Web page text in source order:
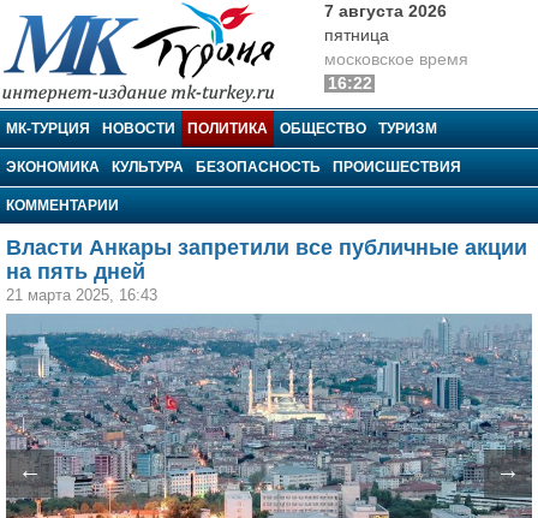
МК-Турция
7 августа 2026
пятница
московское время
16:22
МК-ТУРЦИЯ НОВОСТИ ПОЛИТИКА ОБЩЕСТВО ТУРИЗМ
ЭКОНОМИКА КУЛЬТУРА БЕЗОПАСНОСТЬ ПРОИСШЕСТВИЯ
КОММЕНТАРИИ
Власти Анкары запретили все публичные акции
на пять дней
21 марта 2025, 16:43
← →